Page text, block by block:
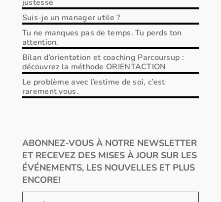
justesse
Suis-je un manager utile ?
Tu ne manques pas de temps. Tu perds ton
attention.
Bilan d’orientation et coaching Parcoursup :
découvrez la méthode ORIENTACTION
Le problème avec l’estime de soi, c’est
rarement vous.
ABONNEZ-VOUS À NOTRE NEWSLETTER
ET RECEVEZ DES MISES À JOUR SUR LES
ÉVÉNEMENTS, LES NOUVELLES ET PLUS
ENCORE!